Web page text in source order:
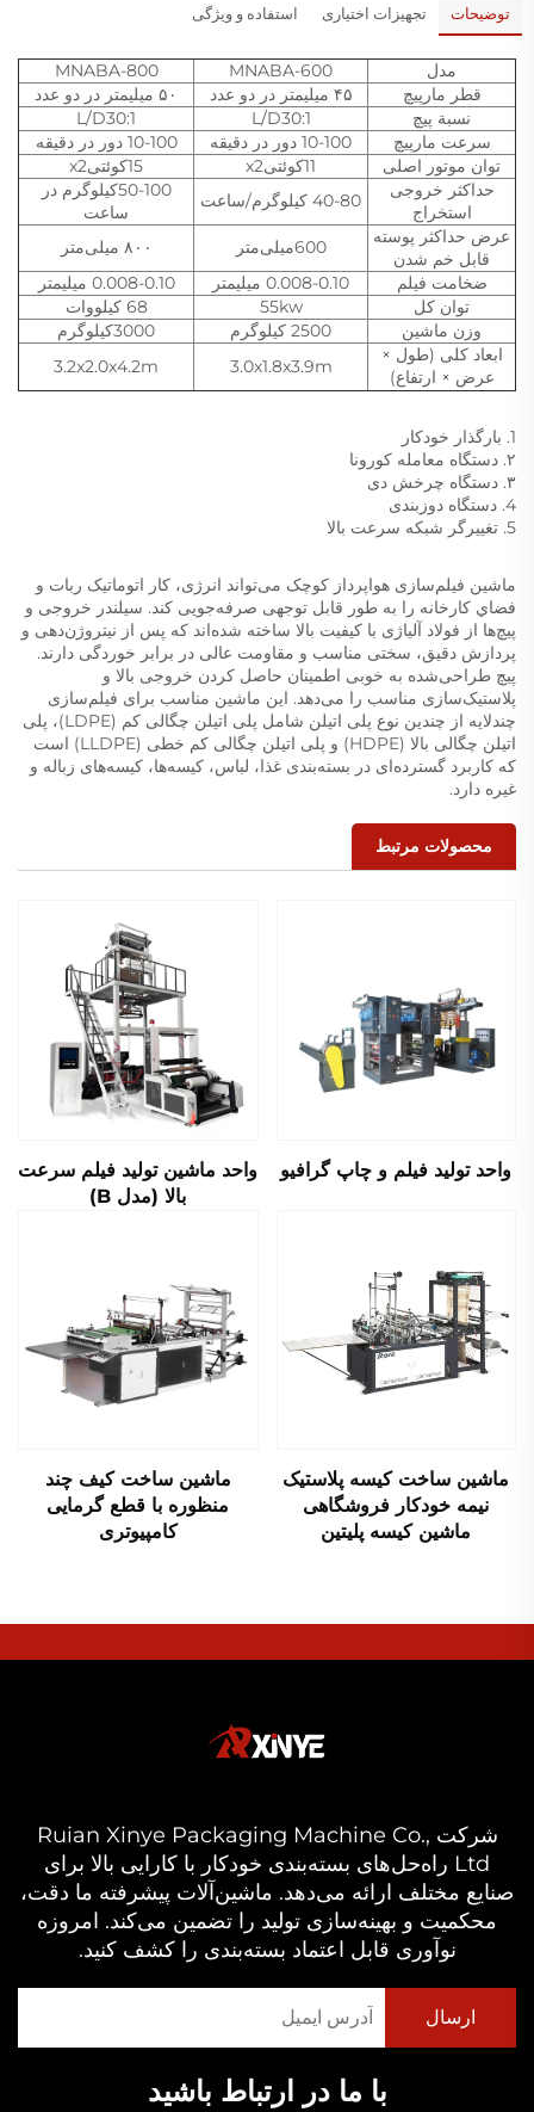
توضیحات تجهیزات اختیاری استفاده و ویژگی
مدل MNABA-600
MNABA-800
قطر مارپیچ
۴۵ میلیمتر در دو عدد
۵۰ میلیمتر در دو عدد
نسبة پیچ
L/D30:1
L/D30:1
سرعت مارپیچ
10-100 دور در دقیقه
10-100 دور در دقیقه
توان موتور اصلی
11کوئتیx2
15کوئتیx2
حداکثر خروجی
استخراج
40-80 کیلوگرم/ساعت
50-100کیلوگرم در
ساعت
عرض حداکثر پوسته
قابل خم شدن
600میلی‌متر
۸۰۰ میلی‌متر
ضخامت فیلم
0.008-0.10 میلیمتر
0.008-0.10 میلیمتر
توان کل
55kw
68 کیلووات
وزن ماشین
2500 کیلوگرم
3000کیلوگرم
ابعاد کلی (طول ×
عرض × ارتفاع)
3.0x1.8x3.9m
3.2x2.0x4.2m
1. بارگذار خودکار
۲. دستگاه معامله کورونا
۳. دستگاه چرخش دی
4. دستگاه دوزبندی
5. تغییرگر شبکه سرعت بالا
ماشین فیلم‌سازی هواپرداز کوچک می‌تواند انرژی، کار اتوماتیک ربات و
فضاي کارخانه را به طور قابل توجهی صرفه‌جویی کند. سیلندر خروجی و
پیچ‌ها از فولاد آلیاژی با کیفیت بالا ساخته شده‌اند که پس از نیتروژن‌دهی و
پردازش دقیق، سختی مناسب و مقاومت عالی در برابر خوردگی دارند.
پیچ طراحی‌شده به خوبی اطمینان حاصل کردن خروجی بالا و
پلاستیک‌سازی مناسب را می‌دهد. این ماشین مناسب برای فیلم‌سازی
چندلایه از چندین نوع پلی اتیلن شامل پلی اتیلن چگالی کم (LDPE)، پلی
اتیلن چگالی بالا (HDPE) و پلی اتیلن چگالی کم خطی (LLDPE) است
که کاربرد گسترده‌ای در بسته‌بندی غذا، لباس، کیسه‌ها، کیسه‌های زباله و
غیره دارد.
محصولات مرتبط
واحد ماشین تولید فیلم سرعت
بالا (مدل B)
واحد تولید فیلم و چاپ گرافیو
ماشین ساخت کیف چند
منظوره با قطع گرمایی
کامپیوتری
ماشین ساخت کیسه پلاستیک
نیمه خودکار فروشگاهی
ماشین کیسه پلیتین
شرکت Ruian Xinye Packaging Machine Co.,
Ltd راه‌حل‌های بسته‌بندی خودکار با کارایی بالا برای
صنایع مختلف ارائه می‌دهد. ماشین‌آلات پیشرفته ما دقت،
محکمیت و بهینه‌سازی تولید را تضمین می‌کند. امروزه
نوآوری قابل اعتماد بسته‌بندی را کشف کنید.
با ما در ارتباط باشید